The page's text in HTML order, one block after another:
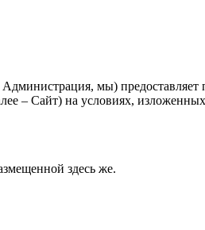
мы) предоставляет
– Сайт) на условиях,
здесь же.